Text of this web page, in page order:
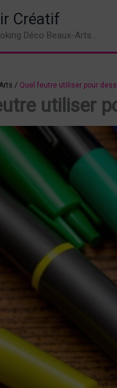
Créatif
Déco Beaux-Arts...
/ Quel feutre utiliser pour
utiliser